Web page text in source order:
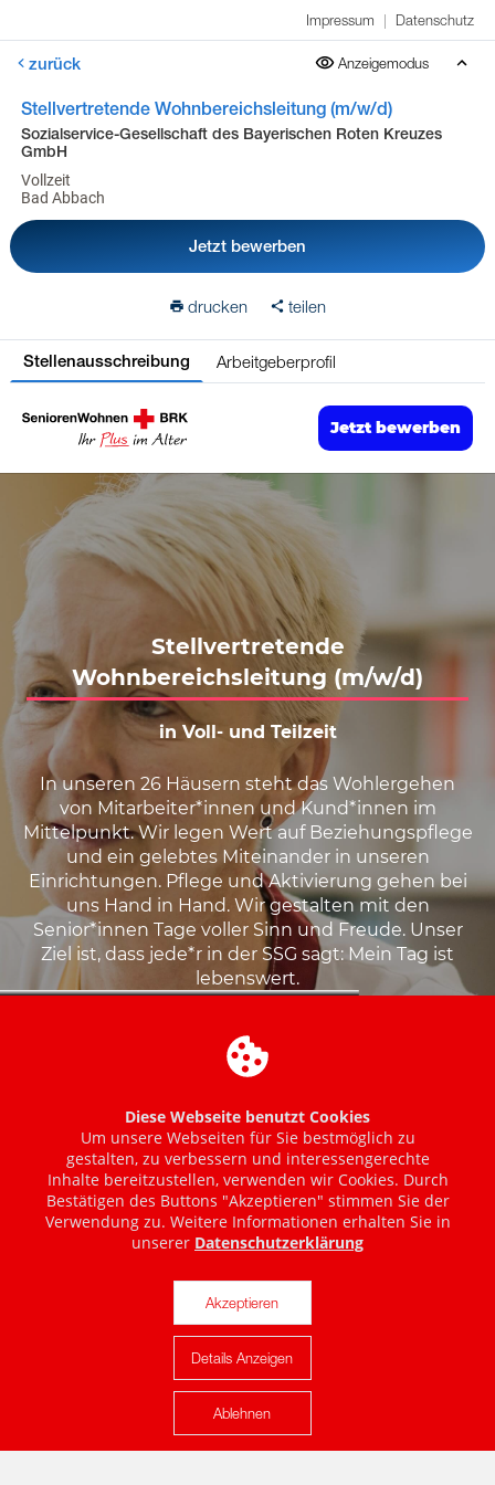
Impressum | Datenschutz
zurück Anzeigemodus
Stellvertretende Wohnbereichsleitung (m/w/d)
Sozialservice-Gesellschaft des Bayerischen Roten Kreuzes
GmbH
Vollzeit
Bad Abbach
Jetzt bewerben
drucken teilen
Stellenausschreibung Arbeitgeberprofil
Karte anzeigen
Diese Webseite benutzt Cookies
Um unsere Webseiten für Sie bestmöglich zu
gestalten, zu verbessern und interessengerechte
Inhalte bereitzustellen, verwenden wir Cookies. Durch
Bestätigen des Buttons "Akzeptieren" stimmen Sie der
Verwendung zu. Weitere Informationen erhalten Sie in
unserer Datenschutzerklärung
Akzeptieren
Details Anzeigen
Ablehnen